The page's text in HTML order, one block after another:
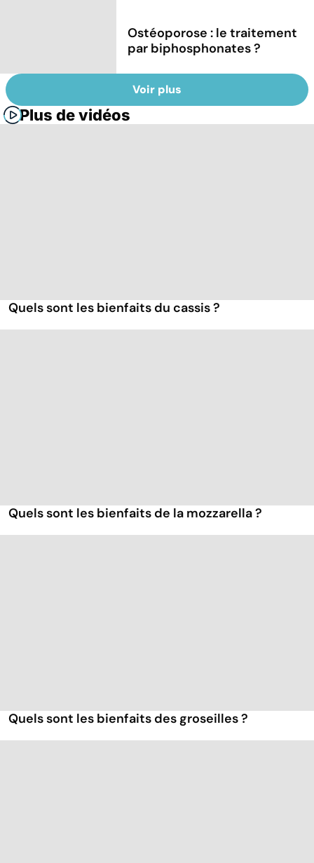
Ostéoporose : le traitement
par biphosphonates ?
Voir plus
Plus de vidéos
Quels sont les bienfaits du cassis ?
Quels sont les bienfaits de la mozzarella ?
Quels sont les bienfaits des groseilles ?